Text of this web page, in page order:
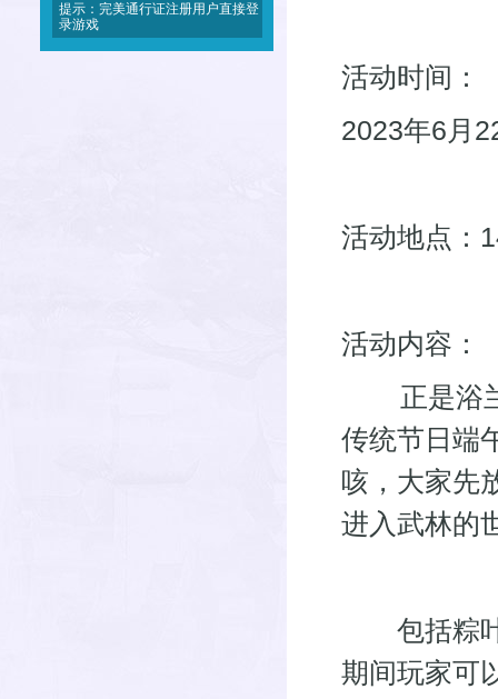
提示：完美通行证注册用户直接登
录游戏
活动时间：
2023年6月
活动地点：
活动内容：
正是浴兰
传统节日端
咳，大家先
进入武林的
包括粽叶
期间玩家可